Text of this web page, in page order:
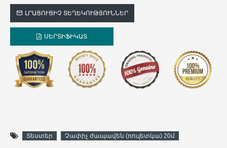
ԼՐԱՑՈՒՑԻՉ ՏԵՂԵԿՈՒԹՅՈՒՆՆԵՐ
ՍԵՐՏԻՖԻԿԱՏ
Տեստեր Չափիչ ժապավեն (ռուլետկա) 20մ